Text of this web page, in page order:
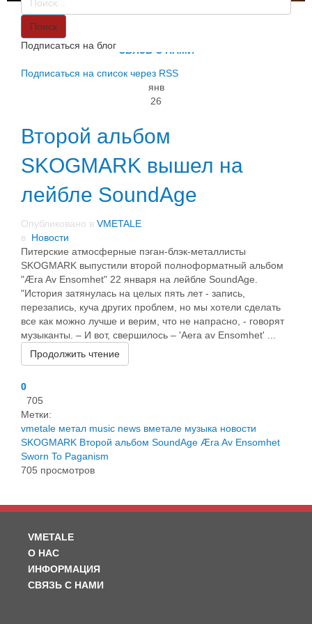
СВЯЗЬ С НАМИ
Поиск
Подписаться на блог
Подписаться на список через RSS
янв
26
Второй альбом
SKOGMARK вышел на
лейбле SoundAge
Опубликовано в VMETALE
в Новости
Питерские атмосферные пэган-блэк-металлисты
SKOGMARK выпустили второй полноформатный альбом
"Æra Av Ensomhet" 22 января на лейбле SoundAge.
"История затянулась на целых пять лет - запись,
перезапись, куча других проблем, но мы хотели сделать
все как можно лучше и верим, что не напрасно, - говорят
музыканты. – И вот, свершилось – 'Aera av Ensomhet' ...
Продолжить чтение
0
705
Метки:
vmetale метал music news вметале музыка новости
SKOGMARK Второй альбом SoundAge Æra Av Ensomhet
Sworn To Paganism
705 просмотров
VMETALE
О НАС
ИНФОРМАЦИЯ
СВЯЗЬ С НАМИ